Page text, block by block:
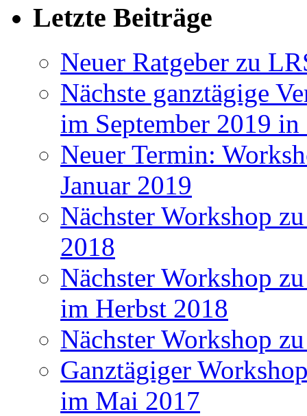
Letzte Beiträge
Neuer Ratgeber zu
Nächste ganztägige
im September 2019
Neuer Termin:
Januar 2019
Nächster Workshop
2018
Nächster Workshop
im Herbst 2018
Nächster Workshop
Ganztägiger
im Mai 2017